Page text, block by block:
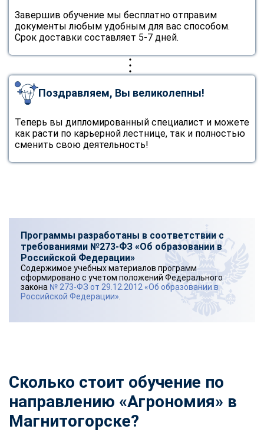
Завершив обучение мы бесплатно отправим
документы любым удобным для вас способом.
Срок доставки составляет 5-7 дней.
Поздравляем, Вы великолепны!
Теперь вы дипломированный специалист и можете
как расти по карьерной лестнице, так и полностью
сменить свою деятельность!
Программы разработаны в соответствии с
требованиями №273-ФЗ «Об образовании в
Российской Федерации»
Содержимое учебных материалов программ
сформировано с учетом положений Федерального
закона № 273-ФЗ от 29.12.2012 «Об образовании в
Российской Федерации»
Сколько стоит обучение по
направлению «Агрономия» в
Магнитогорске?